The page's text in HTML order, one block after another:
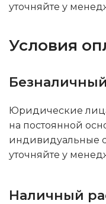
уточняйте у
Условия
Юридические
на постоянной
индивидуальные
уточняйте у
Наличный